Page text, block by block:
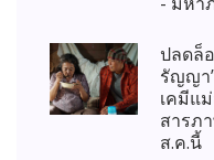
ปลดล็
รัญญา
เคมีแ
สารภ
ส.ค.นี้